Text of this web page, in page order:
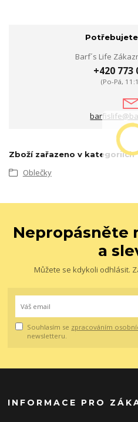
Barf´s Life
+420 773
(Po-Pá,
Zboží zařazeno v kategoriích
Oblečky
Nepropásněte
a
Můžete se kdykoli odhlásit.
Souhlasím se zpracováním
newsletteru.
INFORMACE PRO